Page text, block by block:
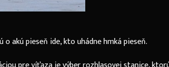
akú pieseň ide, kto uhádne hmká pieseň.